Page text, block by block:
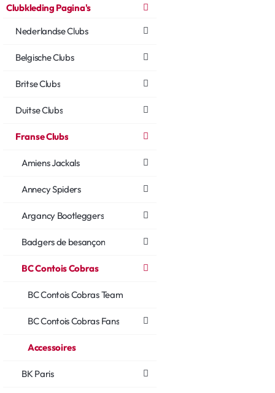
Clubkleding Pagina's
Nederlandse Clubs
Belgische Clubs
Britse Clubs
Duitse Clubs
Franse Clubs
Amiens Jackals
Annecy Spiders
Argancy Bootleggers
Badgers de besançon
BC Contois Cobras
BC Contois Cobras Team
BC Contois Cobras Fans
Accessoires
BK Paris